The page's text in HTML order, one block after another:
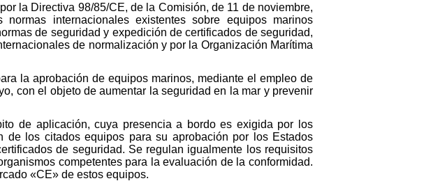
la Directiva 98/85/CE, de la Comisión, de 11 de noviembre,
internacionales existentes sobre equipos marinos
de seguridad y expedición de certificados de seguridad,
de normalización y por la Organización Marítima
la aprobación de equipos marinos, mediante el empleo de
con el objeto de aumentar la seguridad en la mar y prevenir
de aplicación, cuya presencia a bordo es exigida por los
de los citados equipos para su aprobación por los Estados
de seguridad. Se regulan igualmente los requisitos
competentes para la evaluación de la conformidad.
«CE» de estos equipos.